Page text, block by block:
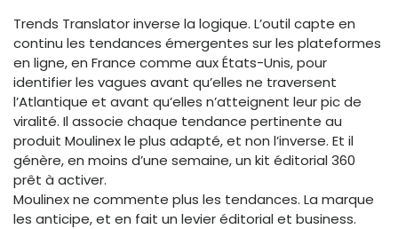
Trends Translator inverse la logique. L’outil capte en
continu les tendances émergentes sur les plateformes
en ligne, en France comme aux États-Unis, pour
identifier les vagues avant qu’elles ne traversent
l’Atlantique et avant qu’elles n’atteignent leur pic de
viralité. Il associe chaque tendance pertinente au
produit Moulinex le plus adapté, et non l’inverse. Et il
génère, en moins d’une semaine, un kit éditorial 360
prêt à activer.
Moulinex ne commente plus les tendances. La marque
les anticipe, et en fait un levier éditorial et business.